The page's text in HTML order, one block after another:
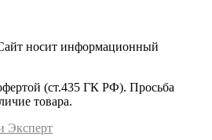
носит информационный
(ст.435 ГК РФ). Просьба
товара.
Эксперт